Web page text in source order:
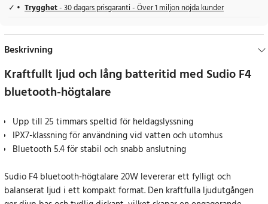
Trygghet- 30 dagars prisgaranti - Över 1 miljon nöjda kunder
Beskrivning
Kraftfullt ljud och lång batteritid med Sudio F4
bluetooth-högtalare
Upp till 25 timmars speltid för heldagslyssning
IPX7-klassning för användning vid vatten och utomhus
Bluetooth 5.4 för stabil och snabb anslutning
Sudio F4 bluetooth-högtalare 20W levererar ett fylligt och
balanserat ljud i ett kompakt format. Den kraftfulla ljudutgången